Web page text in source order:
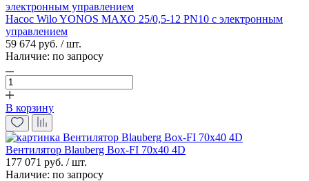
Насос Wilo YONOS MAXO 25/0,5-12 PN10 с электронным
управлением
59 674 руб. / шт.
Наличие: по запросу
В корзину
Вентилятор Blauberg Box-FI 70x40 4D
177 071 руб. / шт.
Наличие: по запросу